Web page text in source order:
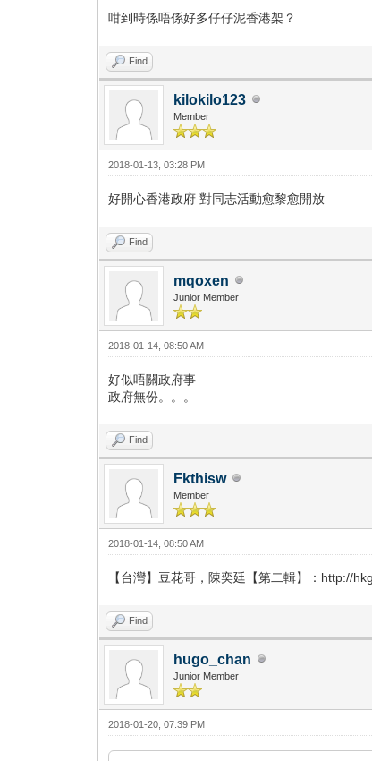
咁到時係唔係好多仔仔泥香港架？
Find
kilokilo123
Member
2018-01-13, 03:28 PM
好開心香港政府 對同志活動愈黎愈開放
Find
mqoxen
Junior Member
2018-01-14, 08:50 AM
好似唔關政府事
政府無份。。。
Find
Fkthisw
Member
2018-01-14, 08:50 AM
【台灣】豆花哥，陳奕廷【第二輯】：http://
Find
hugo_chan
Junior Member
2018-01-20, 07:39 PM